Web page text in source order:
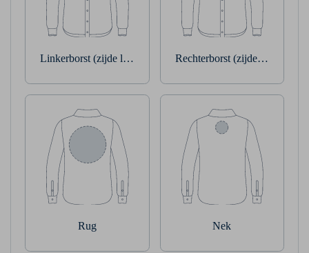
Linkerborst (zijde linkerarm) Rechterborst (zijde
Rug Nek